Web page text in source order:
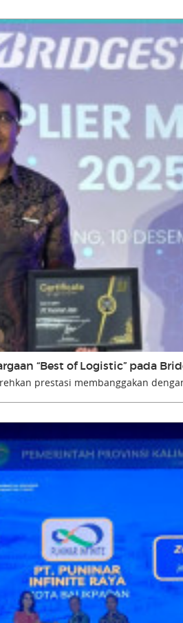
“Best of Logistic” pada
prestasi membanggakan